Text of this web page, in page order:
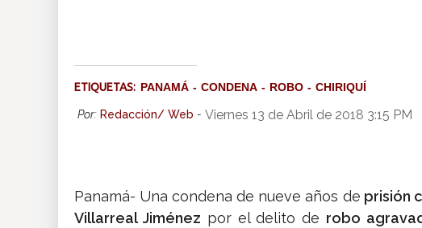
ETIQUETAS: PANAMÁ CONDENA ROBO CHIRIQUÍ
Por: Redacción/ Web - Viernes 13 de Abril de 2018 3:15 PM
Panamá- Una condena de nueve años de prisión
Villarreal Jiménez por el delito de robo